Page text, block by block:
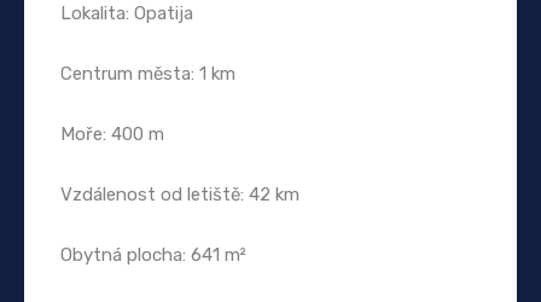
Lokalita: Opatija
Centrum města: 1 km
Moře: 400 m
Vzdálenost od letiště: 42 km
Obytná plocha: 641 m²